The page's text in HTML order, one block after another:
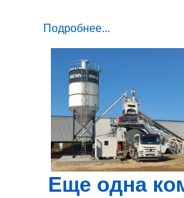
Подробнее...
Еще одна